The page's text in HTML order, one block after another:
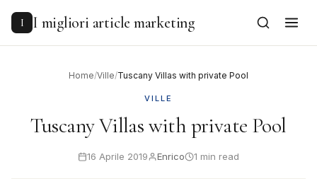
content
I I migliori article marketing
Home/Ville/Tuscany Villas with private Pool
VILLE
Tuscany Villas with private Pool
16 Aprile 2019 Enrico 1 min read